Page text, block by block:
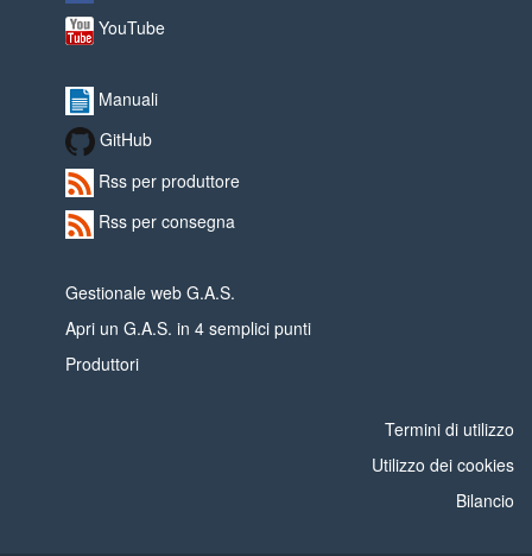
YouTube
Manuali
GitHub
Rss per produttore
Rss per consegna
Gestionale web G.A.S.
Apri un G.A.S. in 4 semplici punti
Produttori
Termini di utilizzo
Utilizzo dei cookies
Bilancio